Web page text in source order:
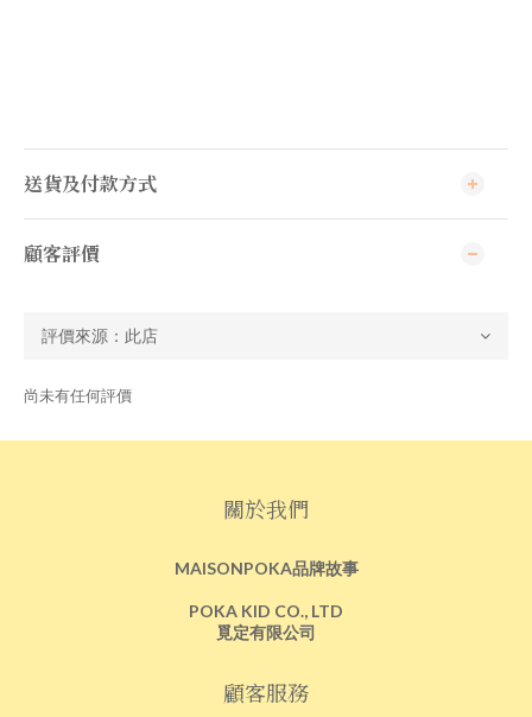
送貨及付款方式
顧客評價
尚未有任何評價
關於我們
MAISONPOKA品牌故事
POKA KID CO., LTD
覓定有限公司
顧客服務